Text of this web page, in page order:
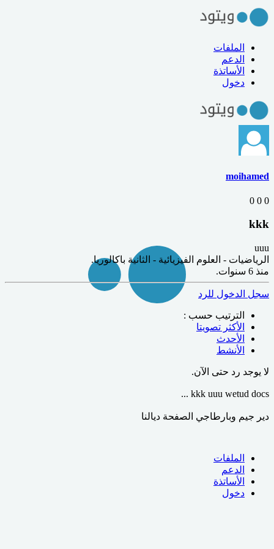
الملفات
الدعم
الأساتذة
دخول
moihamed
0
0
0
kkk
uuu
الرياضيات - العلوم الفيزيائية - الثانية باكالوريا.
منذ 6 سنوات
.
سجل الدخول للرد
الترتيب حسب :
الأكثر تصويتا
الأحدث
الأنشط
لا يوجد رد حتى الآن.
kkk uuu wetud docs ...
دير جيم وبارطاجي الصفحة ديالنا
الملفات
الدعم
الأساتذة
دخول